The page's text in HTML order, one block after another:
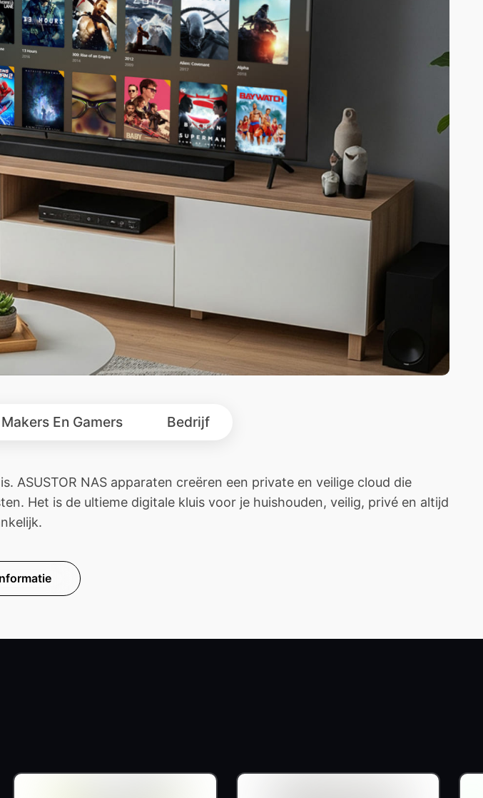
En Gamers Bedrijf
NAS apparaten creëren een private en veilige cloud die
Het is de ultieme digitale kluis voor je huishouden, veilig, privé en altijd